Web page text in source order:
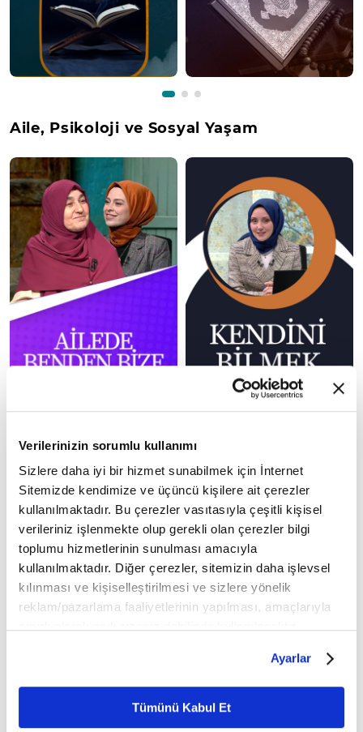
Verilerinizin sorumlu kullanımı
Sizlere daha iyi bir hizmet sunabilmek için İnternet
Sitemizde kendimize ve üçüncü kişilere ait çerezler
kullanılmaktadır. Bu çerezler vasıtasıyla çeşitli kişisel
verileriniz işlenmekte olup gerekli olan çerezler bilgi
toplumu hizmetlerinin sunulması amacıyla
kullanılmaktadır. Diğer çerezler, sitemizin daha işlevsel
kılınması ve kişiselleştirilmesi ve sizlere yönelik
reklam/pazarlama faaliyetlerinin yapılması, amaçlarıyla
belirleyebilirsiniz. Çerezlere ilişkin detaylı bilgi için
Ayarlar butonuna tıklayabilir,Çerez Bilgilendirme
Metnimizi ziyaret edebilirsiniz.
6698 sayılı Kişisel Verilerin Korunması Kanunu uyarınca
Ayarlar
Tümünü Kabul Et
Aile, Psikoloji ve Sosyal Yaşam
İslam İlimleri